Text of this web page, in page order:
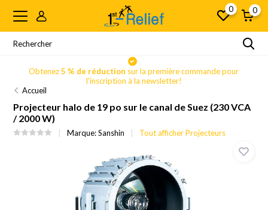
0 0
Obtenez5 % de réduction sur la première commande pour
l'inscription à la newsletter!
Accueil
Projecteur halo de 19 po sur le canal de Suez (230 VCA
/ 2000 W)
Marque:Sanshin Tout afficher Projecteurs